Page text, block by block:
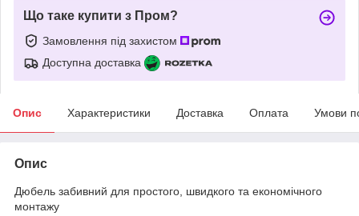
Що таке купити з Пром?
Замовлення під захистом
Доступна доставка
Опис Характеристики Доставка Оплата Умови
Опис
Дюбель забивний для простого, швидкого та економічного
монтажу